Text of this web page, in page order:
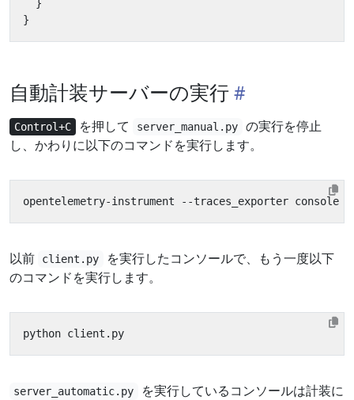
}
}
自動計装サーバーの実行
Control+C を押して server_manual.py
の実行を停止
し、かわりに以下のコマンドを実行します。
以前 client.py
を実行したコンソールで、もう一度以下
のコマンドを実行します。
server_automatic.py
を実行しているコンソールは計装に